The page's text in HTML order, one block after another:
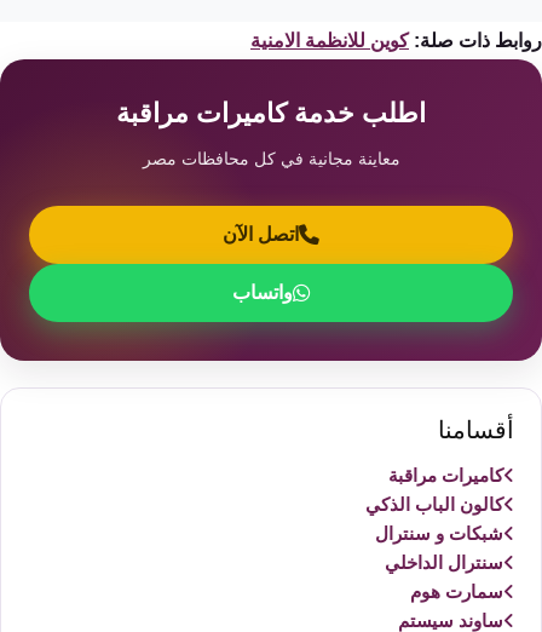
ذات صلة: كوين للانظمة الامنية
اطلب خدمة كاميرات مراقبة
معاينة مجانية في كل محافظات مصر
اتصل الآن
واتساب
أقسامنا
كاميرات مراقبة
كالون الباب الذكي
شبكات و سنترال
سنترال الداخلي
سمارت هوم
ساوند سيستم